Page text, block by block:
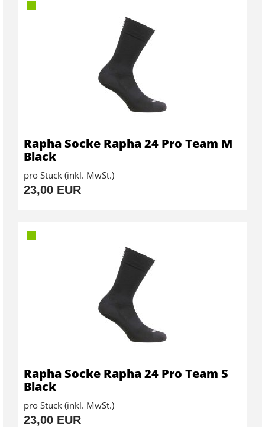
Rapha Socke Rapha 24 Pro Team M
Black
pro Stück (inkl. MwSt.)
23,00 EUR
Rapha Socke Rapha 24 Pro Team S
Black
pro Stück (inkl. MwSt.)
23,00 EUR